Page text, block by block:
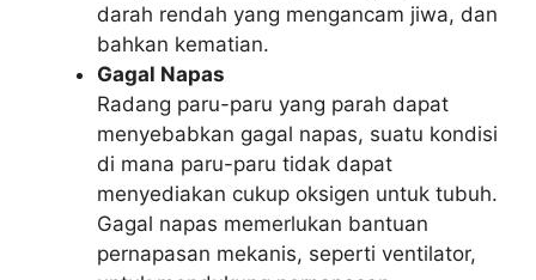
darah rendah yang mengancam jiwa, dan
bahkan kematian.
Gagal Napas
Radang paru-paru yang parah dapat
menyebabkan gagal napas, suatu kondisi
di mana paru-paru tidak dapat
menyediakan cukup oksigen untuk tubuh.
Gagal napas memerlukan bantuan
pernapasan mekanis, seperti ventilator,